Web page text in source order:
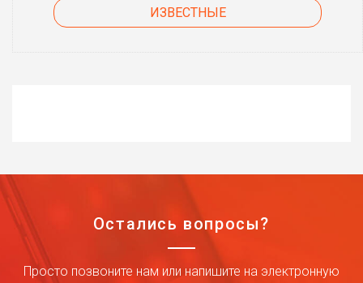
ИЗВЕСТНЫЕ
Остались вопросы?
Просто позвоните нам или напишите на электронную